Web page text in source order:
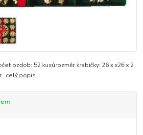
ozdob: 52 kusůrozměr krabičky: 26 x x26 x 2
celý popis